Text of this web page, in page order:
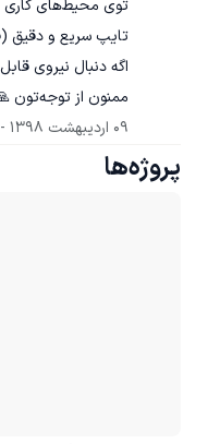
ممنون از توجه‌تون 🙏
09 اردیبهشت 1398
-
پروژه‌ها